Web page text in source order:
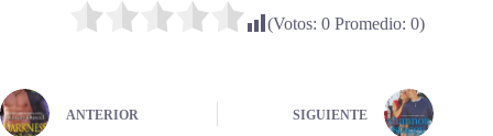
(Votos: 0Promedio: 0)
ANTERIOR SIGUIENTE